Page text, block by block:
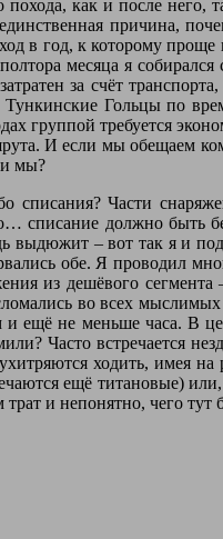
как и после него,
причина,
в год, к которому проще
месяца я собирался
за счёт
Гольцы по
группой требуется
И если мы обещаем
мы?
списания? Части
списание должно быть
выдюжит – вот так я и
обе. Я проводил
из дешёвого сегмента
во всех
ещё не меньше часа. В
Часто встречается
ходить, имея на
ещё титановые)
и непонятно, чего тут